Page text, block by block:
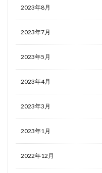
2023年8月
2023年7月
2023年5月
2023年4月
2023年3月
2023年1月
2022年12月